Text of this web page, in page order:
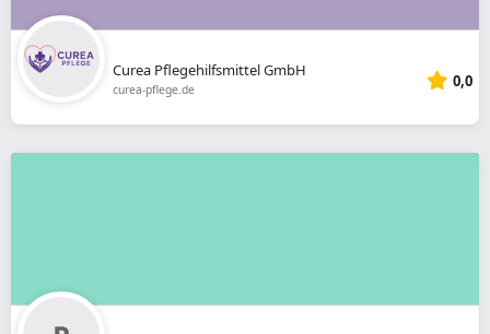
Curea Pflegehilfsmittel GmbH
curea-pflege.de 0,0